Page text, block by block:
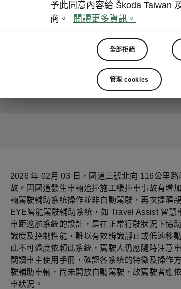
國道緩撞車事
系統使用注意
2026-04-07T23:55:30.877+00:00
2026 年 02月 03 日，國道三號北向 116公里
故。因國道發生車輛追撞施工緩撞車事故有增
輛駕駛輔助系統操作並非自動駕駛，再次提醒
EYE智能駕駛輔助系統，如 Travel Assist 智
車距巡航系統的設計，是在正常行駛狀況下協
識度及控制性能，難以有效辨識靜止或低速移
此不可過度依賴此系統，駕駛人仍應隨時注意
閱讀車主使用手冊，確認各系統的特徵及操作
駛輔助車輛，尚未開放自動駕駛，故駕駛者應
車狀況。
予此同意內容給 Škoda Taiwan
商。
閱讀更多資訊。
全部拒絕
管理 cookies